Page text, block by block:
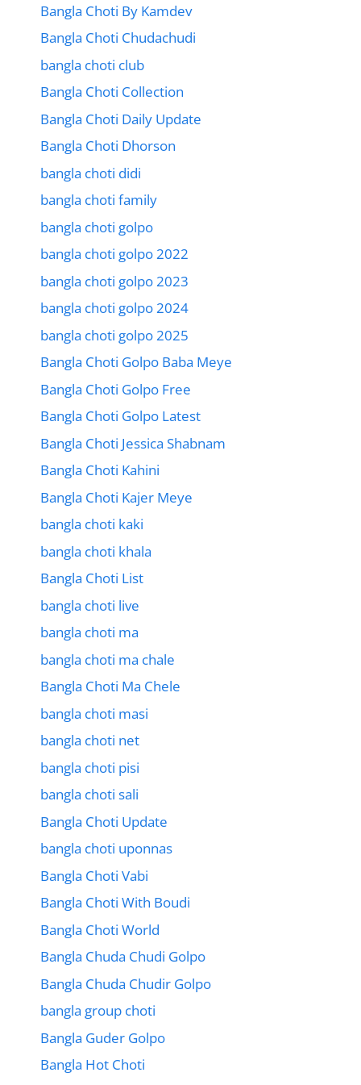
Bangla Choti By Kamdev
Bangla Choti Chudachudi
bangla choti club
Bangla Choti Collection
Bangla Choti Daily Update
Bangla Choti Dhorson
bangla choti didi
bangla choti family
bangla choti golpo
bangla choti golpo 2022
bangla choti golpo 2023
bangla choti golpo 2024
bangla choti golpo 2025
Bangla Choti Golpo Baba Meye
Bangla Choti Golpo Free
Bangla Choti Golpo Latest
Bangla Choti Jessica Shabnam
Bangla Choti Kahini
Bangla Choti Kajer Meye
bangla choti kaki
bangla choti khala
Bangla Choti List
bangla choti live
bangla choti ma
bangla choti ma chale
Bangla Choti Ma Chele
bangla choti masi
bangla choti net
bangla choti pisi
bangla choti sali
Bangla Choti Update
bangla choti uponnas
Bangla Choti Vabi
Bangla Choti With Boudi
Bangla Choti World
Bangla Chuda Chudi Golpo
Bangla Chuda Chudir Golpo
bangla group choti
Bangla Guder Golpo
Bangla Hot Choti